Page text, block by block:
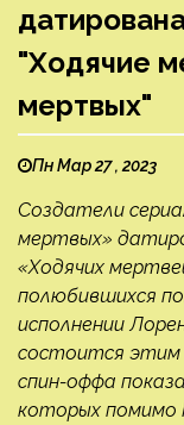
"Ходячие
мертвых"
Пн Мар 27 , 2023
Создатели
мертвых»
«Ходячих
полюбившихся
исполнении
состоится этим
спин-оффа
которых помимо